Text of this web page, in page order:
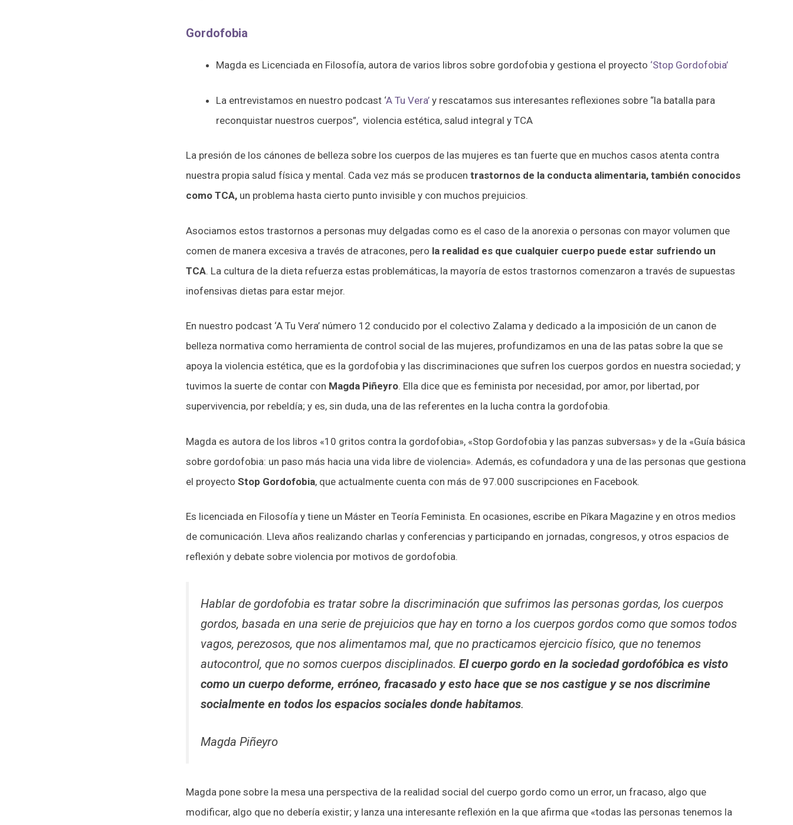
Gordofobia
Magda es Licenciada en Filosofía, autora de varios libros sobre gordofobia y gestiona el proyecto ‘Stop Gordofobia’
La entrevistamos en nuestro podcast ‘A Tu Vera’ y rescatamos sus interesantes reflexiones sobre “la batalla para
reconquistar nuestros cuerpos”, violencia estética, salud integral y TCA
La presión de los cánones de belleza sobre los cuerpos de las mujeres es tan fuerte que en muchos casos atenta contra
nuestra propia salud física y mental. Cada vez más se producentrastornos de la conducta alimentaria, también conocidos
como TCA, un problema hasta cierto punto invisible y con muchos prejuicios.
Asociamos estos trastornos a personas muy delgadas como es el caso de la anorexia o personas con mayor volumen que
comen de manera excesiva a través de atracones, pero la realidad es que cualquier cuerpo puede estar sufriendo un
TCA. La cultura de la dieta refuerza estas problemáticas, la mayoría de estos trastornos comenzaron a través de supuestas
inofensivas dietas para estar mejor.
En nuestro podcast ‘A Tu Vera’ número 12 conducido por el colectivo Zalama y dedicado a la imposición de un canon de
belleza normativa como herramienta de control social de las mujeres, profundizamos en una de las patas sobre la que se
apoya la violencia estética, que es la gordofobia y las discriminaciones que sufren los cuerpos gordos en nuestra sociedad; y
tuvimos la suerte de contar con Magda Piñeyro. Ella dice que es feminista por necesidad, por amor, por libertad, por
supervivencia, por rebeldía; y es, sin duda, una de las referentes en la lucha contra la gordofobia.
Magda es autora de los libros «10 gritos contra la gordofobia», «Stop Gordofobia y las panzas subversas» y de la «Guía básica
sobre gordofobia: un paso más hacia una vida libre de violencia». Además, es cofundadora y una de las personas que gestiona
el proyectoStop Gordofobia, que actualmente cuenta con más de 97.000 suscripciones en Facebook.
Es licenciada en Filosofía y tiene un Máster en Teoría Feminista. En ocasiones, escribe en Píkara Magazine y en otros medios
de comunicación. Lleva años realizando charlas y conferencias y participando en jornadas, congresos, y otros espacios de
reflexión y debate sobre violencia por motivos de gordofobia.
Hablar de gordofobia es tratar sobre la discriminación que sufrimos las personas gordas, los cuerpos
gordos, basada en una serie de prejuicios que hay en torno a los cuerpos gordos como que somos todos
vagos, perezosos, que nos alimentamos mal, que no practicamos ejercicio físico, que no tenemos
autocontrol, que no somos cuerpos disciplinados.El cuerpo gordo en la sociedad gordofóbica es visto
como un cuerpo deforme, erróneo, fracasado y esto hace que se nos castigue y se nos discrimine
socialmente en todos los espacios sociales donde habitamos.
Magda Piñeyro
Magda pone sobre la mesa una perspectiva de la realidad social del cuerpo gordo como un error, un fracaso, algo que
modificar, algo que no debería existir; y lanza una interesante reflexión en la que afirma que «todas las personas tenemos la